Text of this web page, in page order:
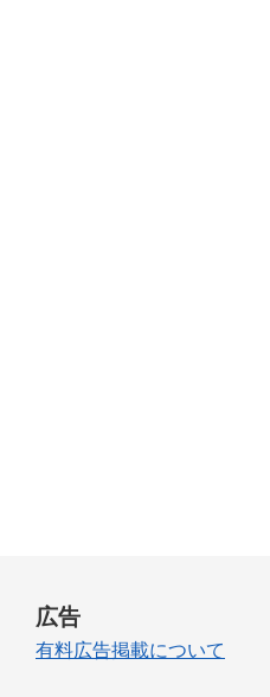
広告
有料広告掲載について